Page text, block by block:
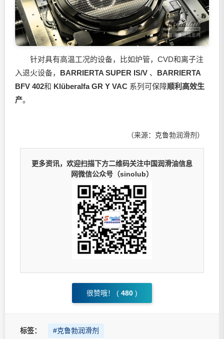
针对具有高温工况的设备，比如炉管，CVD和离子注
入退火设备， BARRIERTA SUPER IS/V 、 BARRIERTA
BFV 402和 Klüberalfa GR Y VAC 系列可保障顺利高效生
产。
（来源：克鲁勃润滑剂）
更多资讯，欢迎扫描下方二维码关注中国润滑油信息
网微信公众号（sinolub）
很赞哦！ ( 480 )
标签： #克鲁勃润滑剂